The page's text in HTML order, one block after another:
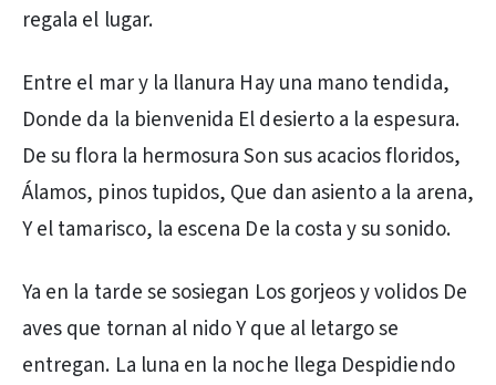
regala el lugar.
Entre el mar y la llanura Hay una mano tendida,
Donde da la bienvenida El desierto a la espesura.
De su flora la hermosura Son sus acacios floridos,
Álamos, pinos tupidos, Que dan asiento a la arena,
Y el tamarisco, la escena De la costa y su sonido.
Ya en la tarde se sosiegan Los gorjeos y volidos De
aves que tornan al nido Y que al letargo se
entregan. La luna en la noche llega Despidiendo